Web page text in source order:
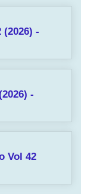
(2026) -
-
Vol 42